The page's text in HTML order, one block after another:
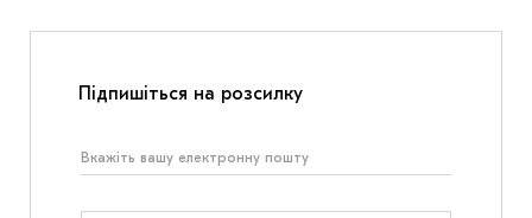
Підпишіться на розсилку